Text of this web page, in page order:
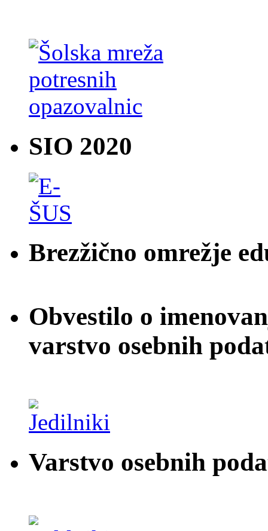
SIO 2020
Brezžično omrežje
Obvestilo o
varstvo osebnih
Varstvo osebnih